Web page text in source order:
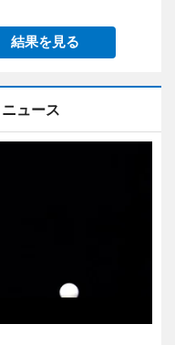
結果を見る
ュース